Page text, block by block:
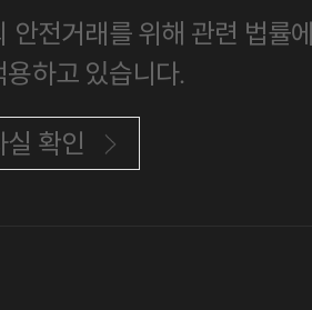
안전거래를 위해 관련 법률
하고 있습니다.
확인